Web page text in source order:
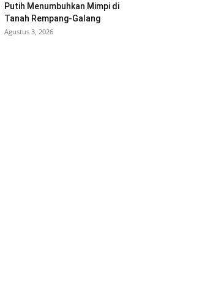
Putih Menumbuhkan Mimpi di
Tanah Rempang-Galang
Agustus 3, 2026